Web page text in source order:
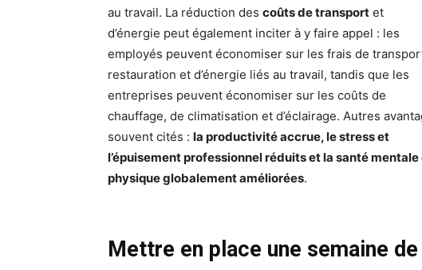
au travail. La réduction descoûts de transport et
d’énergie peut également inciter à y faire appel : les
employés peuvent économiser sur les frais de
restauration et d’énergie liés au travail, tandis que les
entreprises peuvent économiser sur les coûts de
chauffage, de climatisation et d’éclairage. Autres
souvent cités :la productivité accrue, le stress et
l’épuisement professionnel réduits et la santé mentale
physique globalement améliorées.
Mettre en place une semaine